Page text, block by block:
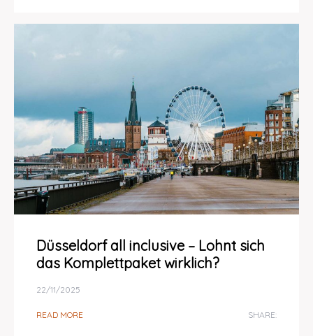
Düsseldorf all inclusive – Lohnt sich
das Komplettpaket wirklich?
22/11/2025
READ MORE SHARE: